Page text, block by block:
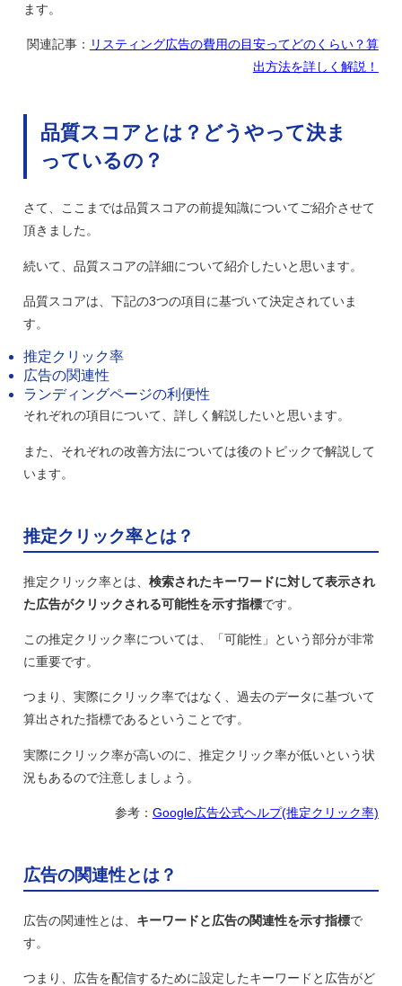
ます。
関連記事： リスティング広告の費用の目安ってどのくらい？算
出方法を詳しく解説！
品質スコアとは？どうやって決ま
っているの？
さて、ここまでは品質スコアの前提知識についてご紹介させて
頂きました。
続いて、品質スコアの詳細について紹介したいと思います。
品質スコアは、下記の3つの項目に基づいて決定されていま
す。
推定クリック率
広告の関連性
ランディングページの利便性
それぞれの項目について、詳しく解説したいと思います。
また、それぞれの改善方法については後のトピックで解説して
います。
推定クリック率とは？
推定クリック率とは、検索されたキーワードに対して表示され
た広告がクリックされる可能性を示す指標です。
この推定クリック率については、「可能性」という部分が非常
に重要です。
つまり、実際にクリック率ではなく、過去のデータに基づいて
算出された指標であるということです。
実際にクリック率が高いのに、推定クリック率が低いという状
況もあるので注意しましょう。
参考： Google広告公式ヘルプ(推定クリック率)
広告の関連性とは？
広告の関連性とは、 キーワードと広告の関連性を示す指標で
す。
つまり、広告を配信するために設定したキーワードと広告がど